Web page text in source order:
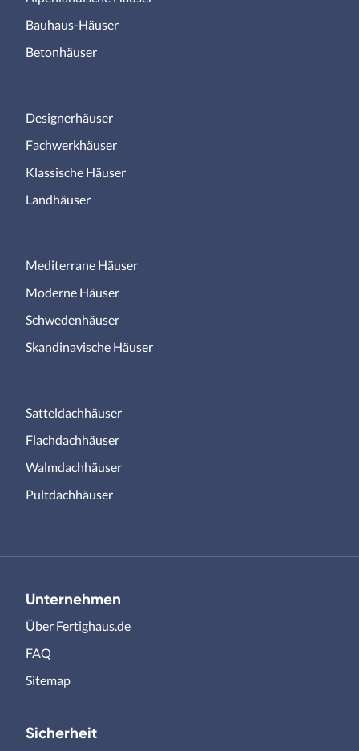
Bauhaus-Häuser
Betonhäuser
Designerhäuser
Fachwerkhäuser
Klassische Häuser
Landhäuser
Mediterrane Häuser
Moderne Häuser
Schwedenhäuser
Skandinavische Häuser
Satteldachhäuser
Flachdachhäuser
Walmdachhäuser
Pultdachhäuser
Unternehmen
Über Fertighaus.de
FAQ
Sitemap
Sicherheit